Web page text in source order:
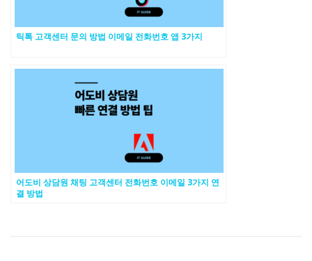
틱톡 고객센터 문의 방법 이메일 전화번호 앱 3가지
어도비 상담원 채팅 고객센터 전화번호 이메일 3가지 연
결 방법